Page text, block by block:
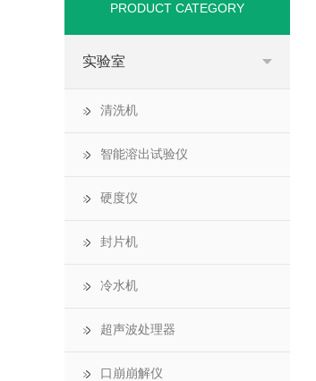
PRODUCT CATEGORY
实验室
清洗机
智能溶出试验仪
硬度仪
封片机
冷水机
超声波处理器
口崩崩解仪